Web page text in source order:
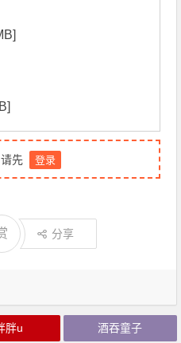
先 登录
分享
胖u 酒吞童子